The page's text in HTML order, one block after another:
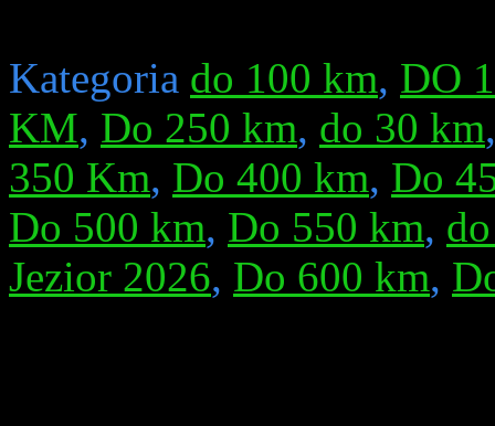
Kategoria do 100 km, DO
KM, Do 250 km, do 30 km
350 Km, Do 400 km, Do
Do 500 km, Do 550 km,
Jezior 2026, Do 600 km,